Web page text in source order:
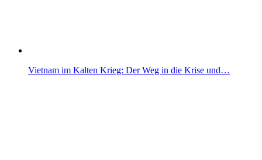
Vietnam im Kalten Krieg: Der Weg in die Krise und…